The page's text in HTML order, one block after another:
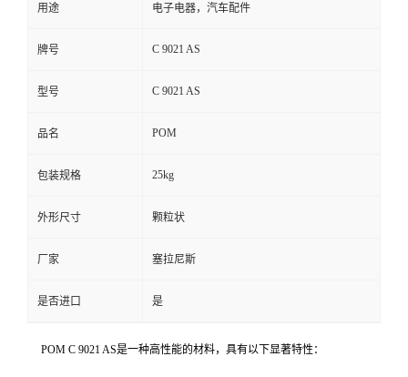
用途 电子电器，汽车配件
牌号 C 9021 AS
型号 C 9021 AS
品名 POM
包装规格 25kg
外形尺寸 颗粒状
厂家 塞拉尼斯
是否进口 是
POM C 9021 AS是一种高性能的材料，具有以下显著特性：